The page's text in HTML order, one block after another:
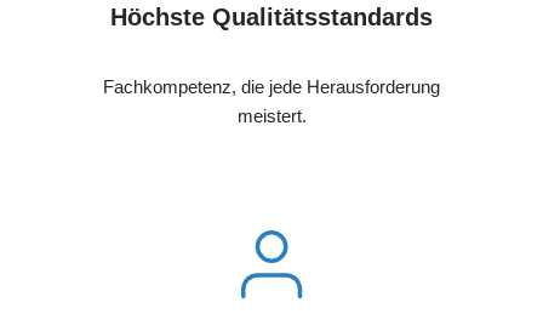
Höchste Qualitätsstandards
Fachkompetenz, die jede Herausforderung
meistert.